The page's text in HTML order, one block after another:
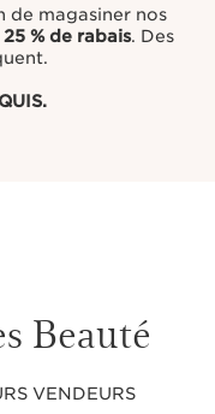
de magasiner nos
25 % de rabais. Des
Beauté
VENDEURS